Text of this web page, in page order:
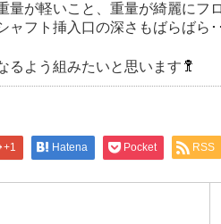
量が軽いこと、重量が綺麗にフ
ャフト挿入口の深さもばらばら･
るよう組みたいと思います
+1 Hatena Pocket RSS